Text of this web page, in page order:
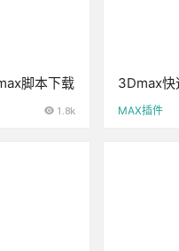
脚本下载
1.8k
3Dmax快
插件）
MAX插件